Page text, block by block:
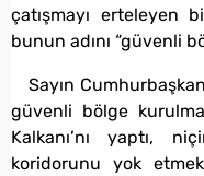
çatışmayı erteleyen
bunun adını “güvenli
Sayın
güvenli bölge
Kalkanı’nı yaptı,
koridorunu yok